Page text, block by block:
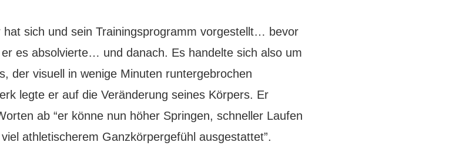
hat sich und sein Trainingsprogramm vorgestellt… bevor
es absolvierte… und danach. Es handelte sich also um
der visuell in wenige Minuten runtergebrochen
legte er auf die Veränderung seines Körpers. Er
ab “er könne nun höher Springen, schneller Laufen
athletischerem Ganzkörpergefühl ausgestattet”.